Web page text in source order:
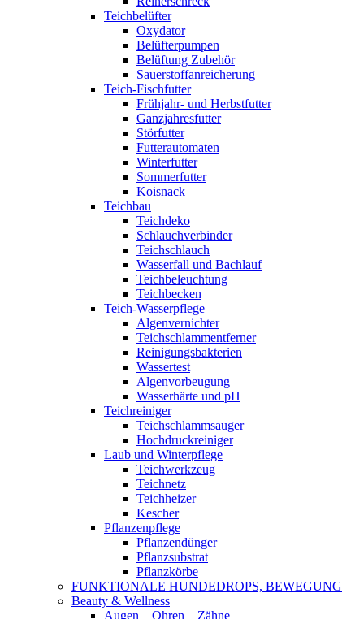
Teichbelüfter
Oxydator
Belüfterpumpen
Belüftung Zubehör
Sauerstoffanreicherung
Teich-Fischfutter
Frühjahr- und Herbstfutter
Ganzjahresfutter
Störfutter
Futterautomaten
Winterfutter
Sommerfutter
Koisnack
Teichbau
Teichdeko
Schlauchverbinder
Teichschlauch
Wasserfall und Bachlauf
Teichbeleuchtung
Teichbecken
Teich-Wasserpflege
Algenvernichter
Teichschlammentferner
Reinigungsbakterien
Wassertest
Algenvorbeugung
Wasserhärte und pH
Teichreiniger
Teichschlammsauger
Hochdruckreiniger
Laub und Winterpflege
Teichwerkzeug
Teichnetz
Teichheizer
Kescher
Pflanzenpflege
Pflanzendünger
Pflanzsubstrat
Pflanzkörbe
FUNKTIONALE HUNDEDROPS, BEWEGUNG
Beauty & Wellness
Augen – Ohren – Zähne